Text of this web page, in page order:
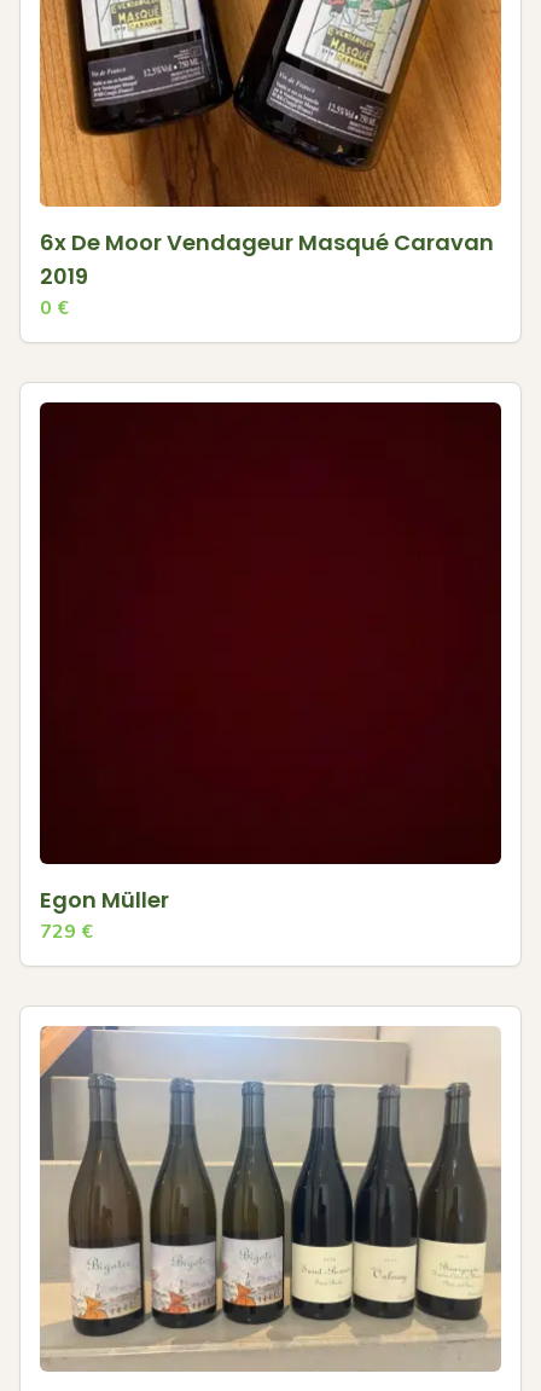
6x De Moor Vendageur Masqué Caravan
2019
0 €
Egon Müller
729 €